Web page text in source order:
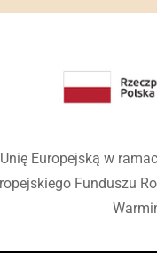
Europejską w
Funduszu